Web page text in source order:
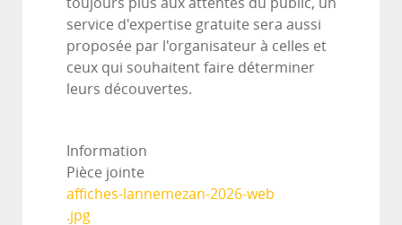
service d'expertise gratuite sera aussi
proposée par l'organisateur à celles et
ceux qui souhaitent faire déterminer
leurs découvertes.
Information
Pièce jointe
affiches-lannemezan-2026-web
.jpg